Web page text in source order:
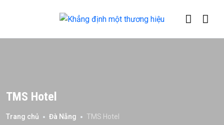
TMS Hotel
Trang chủ Đà Nẵng TMS Hotel